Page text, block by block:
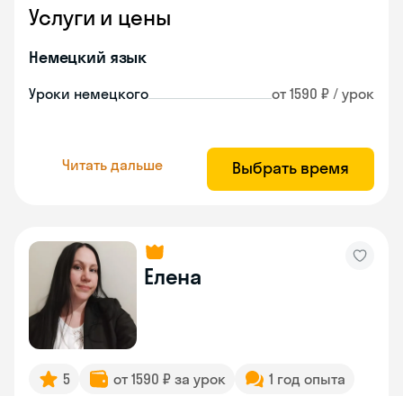
Услуги и цены
Немецкий язык
Уроки немецкого от 1590 ₽ / урок
Читать дальше Выбрать время
Елена
5 от 1590 ₽ за урок 1 год опыта